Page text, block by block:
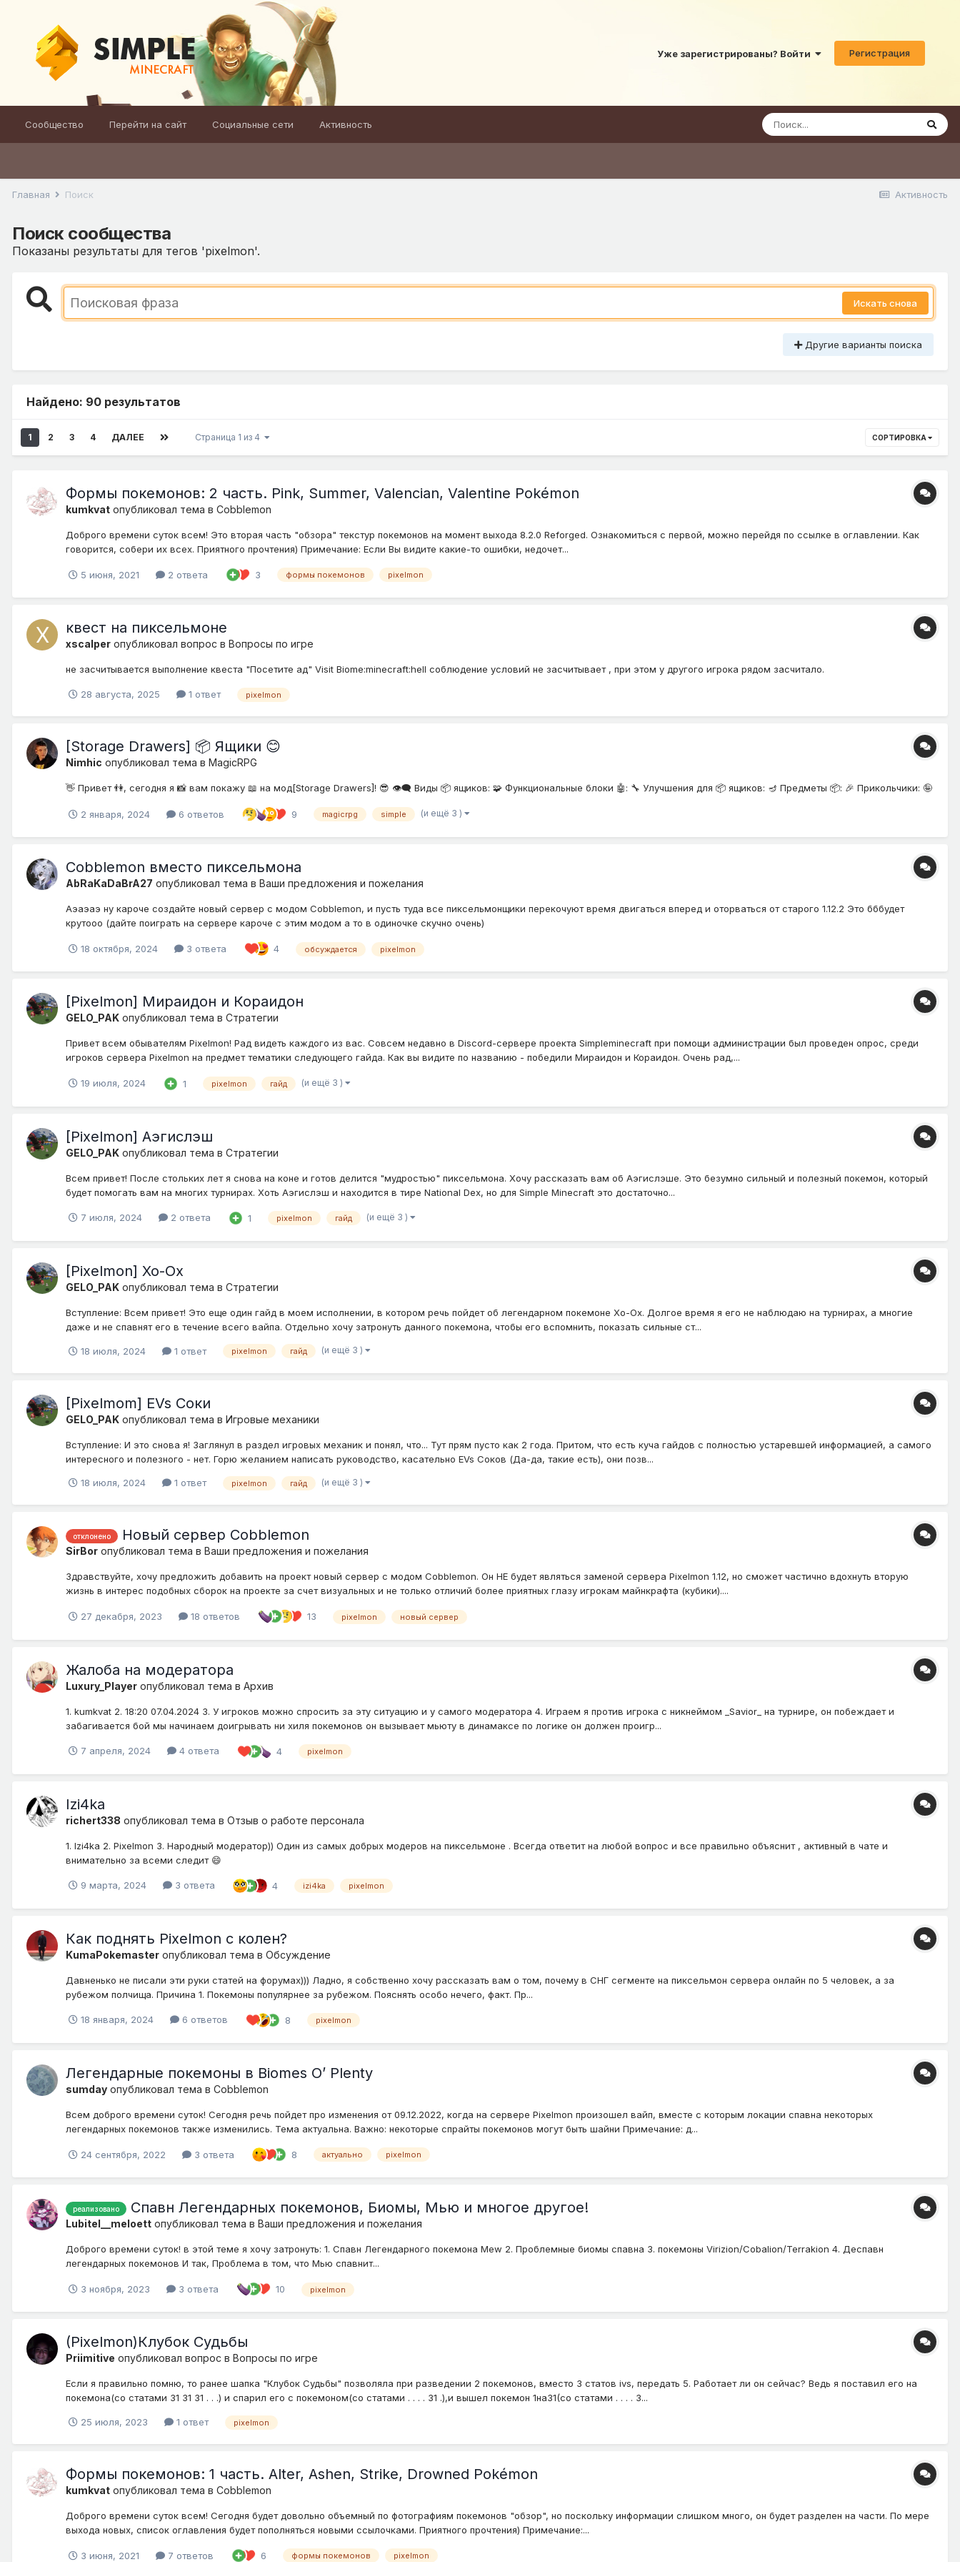
Уже зарегистрированы? Войти Регистрация
Сообщество Перейти на сайт Социальные сети Активность
Активность
Главная Поиск
Поиск сообщества
Показаны результаты для тегов 'pixelmon'.
Искать снова
Другие варианты поиска
Найдено: 90 результатов
1 2 3 4 ДАЛЕЕ Страница 1 из 4 СОРТИРОВКА
Формы покемонов: 2 часть. Pink, Summer, Valencian, Valentine Pokémon
kumkvat опубликовал тема в Cobblemon
Доброго времени суток всем! Это вторая часть "обзора" текстур покемонов на момент выхода 8.2.0 Reforged. Ознакомиться с первой, можно перейдя по ссылке в оглавлении. Как
говорится, собери их всех. Приятного прочтения) Примечание: Если Вы видите какие-то ошибки, недочет...
5 июня, 2021 2 ответа 3 формы покемонов pixelmon
квест на пиксельмоне
xscalper опубликовал вопрос в Вопросы по игре
не засчитывается выполнение квеста "Посетите ад" Visit Biome:minecraft:hell соблюдение условий не засчитывает , при этом у другого игрока рядом засчитало.
28 августа, 2025 1 ответ pixelmon
[Storage Drawers] 📦 Ящики 😊
Nimhic опубликовал тема в MagicRPG
👋 Привет 👫, сегодня я 📸 вам покажу 📖 на мод[Storage Drawers]! 😎 👁️‍🗨️ Виды 📦 ящиков: 🧩 Функциональные блоки 🤖: 🔧 Улучшения для 📦 ящиков: 🪔 Предметы 📦: 🎉 Прикольчики: 🤪
2 января, 2024 6 ответов 9 magicrpg simple (и ещё 3 )
Cobblemon вместо пиксельмона
AbRaKaDaBrA27 опубликовал тема в Ваши предложения и пожелания
Аэаэаэ ну кароче создайте новый сервер с модом Cobblemon, и пусть туда все пиксельмонщики перекочуют время двигаться вперед и оторваться от старого 1.12.2 Это бббудет
крутооо (дайте поиграть на сервере кароче с этим модом а то в одиночке скучно очень)
18 октября, 2024 3 ответа 4 обсуждается pixelmon
[Pixelmon] Мираидон и Кораидон
GELO_PAK опубликовал тема в Стратегии
Привет всем обывателям Pixelmon! Рад видеть каждого из вас. Совсем недавно в Discord-сервере проекта Simpleminecraft при помощи администрации был проведен опрос, среди
игроков сервера Pixelmon на предмет тематики следующего гайда. Как вы видите по названию - победили Мираидон и Кораидон. Очень рад,...
19 июля, 2024 1 pixelmon гайд (и ещё 3 )
[Pixelmon] Аэгислэш
GELO_PAK опубликовал тема в Стратегии
Всем привет! После стольких лет я снова на коне и готов делится "мудростью" пиксельмона. Хочу рассказать вам об Аэгислэше. Это безумно сильный и полезный покемон, который
будет помогать вам на многих турнирах. Хоть Аэгислэш и находится в тире National Dex, но для Simple Minecraft это достаточно...
7 июля, 2024 2 ответа 1 pixelmon гайд (и ещё 3 )
[Pixelmon] Хо-Ох
GELO_PAK опубликовал тема в Стратегии
Вступление: Всем привет! Это еще один гайд в моем исполнении, в котором речь пойдет об легендарном покемоне Хо-Ох. Долгое время я его не наблюдаю на турнирах, а многие
даже и не спавнят его в течение всего вайпа. Отдельно хочу затронуть данного покемона, чтобы его вспомнить, показать сильные ст...
18 июля, 2024 1 ответ pixelmon гайд (и ещё 3 )
[Pixelmom] EVs Соки
GELO_PAK опубликовал тема в Игровые механики
Вступление: И это снова я! Заглянул в раздел игровых механик и понял, что... Тут прям пусто как 2 года. Притом, что есть куча гайдов с полностью устаревшей информацией, а самого
интересного и полезного - нет. Горю желанием написать руководство, касательно EVs Соков (Да-да, такие есть), они позв...
18 июля, 2024 1 ответ pixelmon гайд (и ещё 3 )
отклонено Новый сервер Cobblemon
SirBor опубликовал тема в Ваши предложения и пожелания
Здравствуйте, хочу предложить добавить на проект новый сервер с модом Cobblemon. Он НЕ будет являться заменой сервера Pixelmon 1.12, но сможет частично вдохнуть вторую
жизнь в интерес подобных сборок на проекте за счет визуальных и не только отличий более приятных глазу игрокам майнкрафта (кубики)....
27 декабря, 2023 18 ответов 13 pixelmon новый сервер
Жалоба на модератора
Luxury_Player опубликовал тема в Архив
1. kumkvat 2. 18:20 07.04.2024 3. У игроков можно спросить за эту ситуацию и у самого модератора 4. Играем я против игрока с никнеймом _Savior_ на турнире, он побеждает и
забагивается бой мы начинаем доигрывать ни хиля покемонов он вызывает мьюту в динамаксе по логике он должен проигр...
7 апреля, 2024 4 ответа 4 pixelmon
Izi4ka
richert338 опубликовал тема в Отзыв о работе персонала
1. Izi4ka 2. Pixelmon 3. Народный модератор)) Один из самых добрых модеров на пиксельмоне . Всегда ответит на любой вопрос и все правильно объяснит , активный в чате и
внимательно за всеми следит 😄
9 марта, 2024 3 ответа 4 izi4ka pixelmon
Как поднять Pixelmon с колен?
KumaPokemaster опубликовал тема в Обсуждение
Давненько не писали эти руки статей на форумах))) Ладно, я собственно хочу рассказать вам о том, почему в СНГ сегменте на пиксельмон сервера онлайн по 5 человек, а за
рубежом полчища. Причина 1. Покемоны популярнее за рубежом. Пояснять особо нечего, факт. Пр...
18 января, 2024 6 ответов 8 pixelmon
Легендарные покемоны в Biomes O’ Plenty
sumday опубликовал тема в Cobblemon
Всем доброго времени суток! Сегодня речь пойдет про изменения от 09.12.2022, когда на сервере Pixelmon произошел вайп, вместе с которым локации спавна некоторых
легендарных покемонов также изменились. Тема актуальна. Важно: некоторые спрайты покемонов могут быть шайни Примечание: д...
24 сентября, 2022 3 ответа 8 актуально pixelmon
реализовано Спавн Легендарных покемонов, Биомы, Мью и многое другое!
Lubitel__meloett опубликовал тема в Ваши предложения и пожелания
Доброго времени суток! в этой теме я хочу затронуть: 1. Спавн Легендарного покемона Mew 2. Проблемные биомы спавна 3. покемоны Virizion/Cobalion/Terrakion 4. Деспавн
легендарных покемонов И так, Проблема в том, что Мью спавнит...
3 ноября, 2023 3 ответа 10 pixelmon
(Pixelmon)Клубок Судьбы
Priimitive опубликовал вопрос в Вопросы по игре
Если я правильно помню, то ранее шапка "Клубок Судьбы" позволяла при разведении 2 покемонов, вместо 3 статов ivs, передать 5. Работает ли он сейчас? Ведь я поставил его на
покемона(со статами 31 31 31 . . .) и спарил его с покемоном(со статами . . . . 31 .),и вышел покемон 1на31(со статами . . . . 3...
25 июля, 2023 1 ответ pixelmon
Формы покемонов: 1 часть. Alter, Ashen, Strike, Drowned Pokémon
kumkvat опубликовал тема в Cobblemon
Доброго времени суток всем! Сегодня будет довольно объемный по фотографиям покемонов "обзор", но поскольку информации слишком много, он будет разделен на части. По мере
выхода новых, список оглавления будет пополняться новыми ссылочками. Приятного прочтения) Примечание:...
3 июня, 2021 7 ответов 6 формы покемонов pixelmon